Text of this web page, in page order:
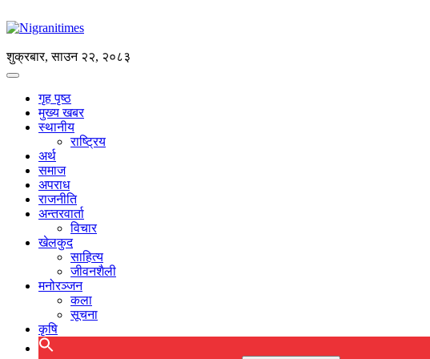
शुक्रबार, साउन २२, २०८३
गृह पृष्ठ
मुख्य खबर
स्थानीय
राष्ट्रिय
अर्थ
समाज
अपराध
राजनीति
अन्तरवार्ता
विचार
खेलकुद
साहित्य
जीवनशैली
मनोरञ्जन
कला
सूचना
कृषि